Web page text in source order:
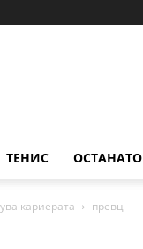
ТЕНИС ОСТАНАТО
кариерата превц